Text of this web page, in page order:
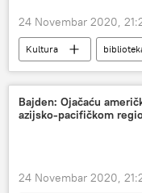
24 Novembar 2020,
Kultura
Švedska
Hari
Bajden: Ojačaću
azijsko-pacifičkom
24 Novembar 2020,